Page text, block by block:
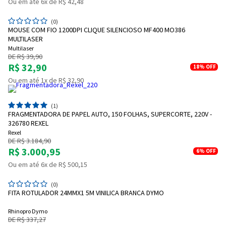
(0)
MOUSE COM FIO 1200DPI CLIQUE SILENCIOSO MF400 MO386
MULTILASER
Multilaser
DE R$ 39,90
R$ 32,90 18% OFF
Ou em até 1x de R$ 32,90
(1)
FRAGMENTADORA DE PAPEL AUTO, 150 FOLHAS, SUPERCORTE, 220V -
326780 REXEL
Rexel
DE R$ 3.184,90
R$ 3.000,95 6% OFF
Ou em até 6x de R$ 500,15
(0)
FITA ROTULADOR 24MMX1 5M VINILICA BRANCA DYMO
Rhinopro Dymo
DE R$ 337,27